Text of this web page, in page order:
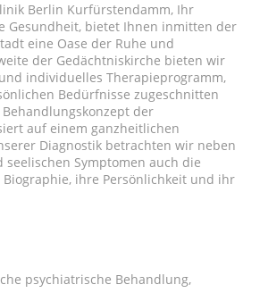
Berlin Kurfürstendamm, Ihr
Gesundheit, bietet Ihnen inmitten der
eine Oase der Ruhe und
der Gedächtniskirche bieten wir
individuelles Therapieprogramm,
Bedürfnisse zugeschnitten
der
auf einem ganzheitlichen
Diagnostik betrachten wir neben
Symptomen auch die
Biographie, ihre Persönlichkeit und ihr
psychiatrische Behandlung,